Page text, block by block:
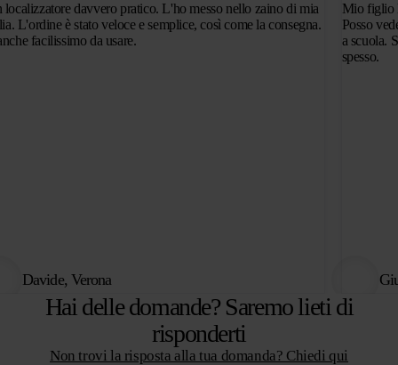
localizzatore davvero pratico. L'ho messo nello zaino di mia
L'ordine è stato veloce e semplice, così come la consegna.
facilissimo da usare.
Davide, Verona
Mio figlio
Posso
a scuola.
spesso.
Hai delle domande? Saremo lieti di
risponderti
Non trovi la risposta alla tua domanda? Chiedi qui